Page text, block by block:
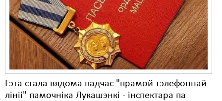
Гэта стала вядома падчас "прамой тэлефоннай
лініі" памочніка Лукашэнкі - інспектара па